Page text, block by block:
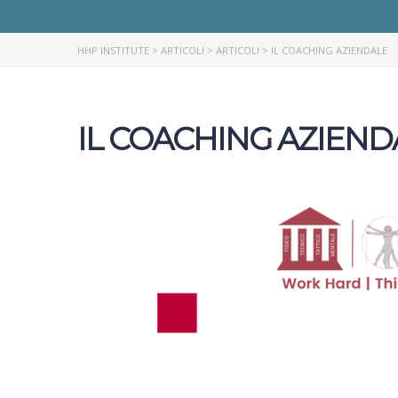
HHP INSTITUTE > ARTICOLI > ARTICOLI > IL COACHING AZIENDALE
IL COACHING